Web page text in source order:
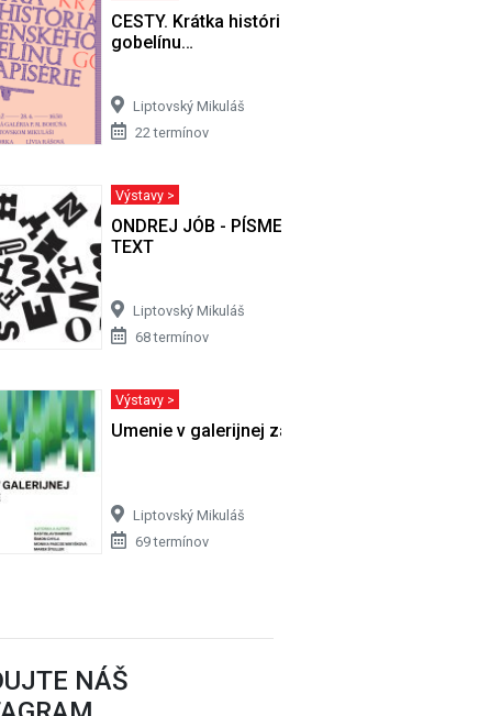
zbierky…
CESTY. Krátka história slovenského
gobelínu…
Liptovský Mikuláš
22 termínov
Výstavy >
ONDREJ JÓB - PÍSMENO, SLOVO, VETA,
TEXT
Liptovský Mikuláš
68 termínov
Výstavy >
Umenie v galerijnej záhrade
Liptovský Mikuláš
69 termínov
NÁŠ